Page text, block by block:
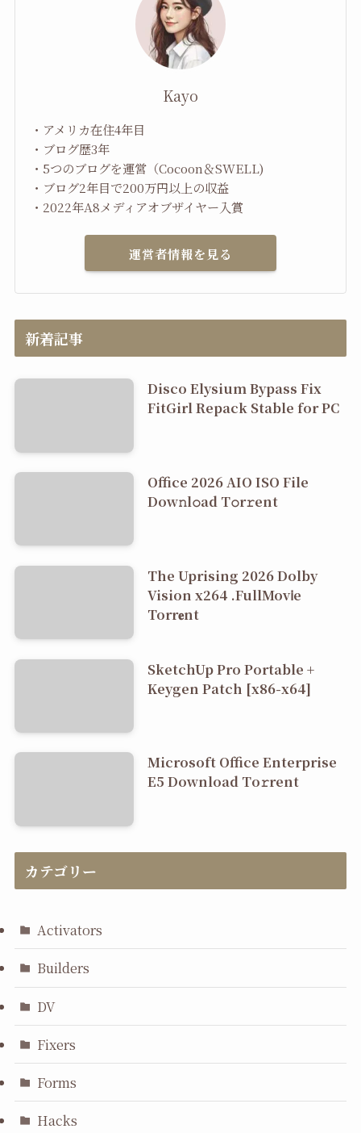
Kayo
・アメリカ在住4年目
・ブログ歴3年
・5つのブログを運営（Cocoon＆SWELL)
・ブログ2年目で200万円以上の収益
・2022年A8メディアオブザイヤー入賞
運営者情報を見る
新着記事
Disco Elysium Bypass Fix
FitGirl Repack Stable for PC
Office 2026 AIO ISO File
Dоw𝚗l𝚘ad T𝚘r𝚛ent
The Uprising 2026 Dolby
Vision x264 .FullMov𝗂e
Torr𝐞nt
SketchUp Pro Portable +
Keygen Patch [x86-x64]
Microsoft Office Enterprise
E5 Dоwnlоad Tо𝚛rеnt
カテゴリー
Activators
Builders
DV
Fixers
Forms
Hacks